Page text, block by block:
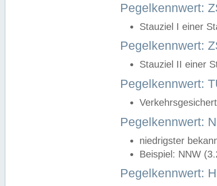
Pegelkennwert:
Stauziel I einer
Pegelkennwert:
Stauziel II einer
Pegelkennwert:
Pegelkennwert:
niedrigster
Beispiel: NNW
Pegelkennwert: